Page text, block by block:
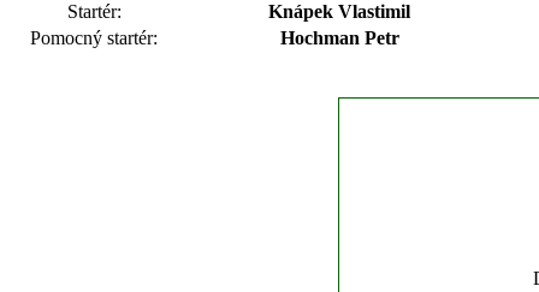
Startér:
Knápek Vlastimil
Pomocný startér:
Hochman Petr